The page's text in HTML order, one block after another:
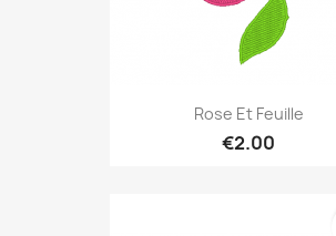
Rose Et Feuille
€2.00